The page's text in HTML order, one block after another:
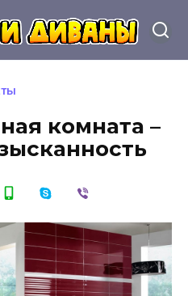
комната –